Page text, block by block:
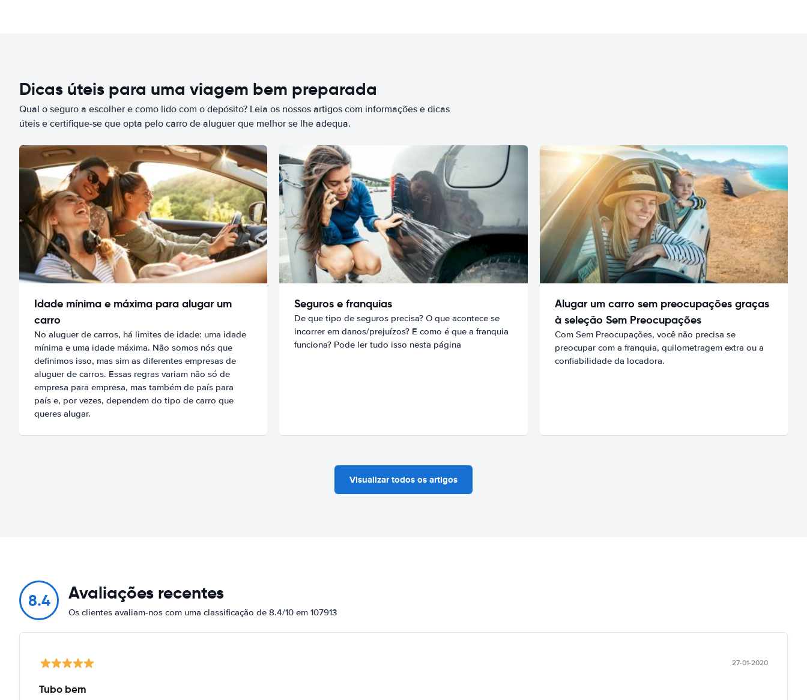
Dicas úteis para uma viagem bem preparada
Qual o seguro a escolher e como lido com o depósito? Leia os nossos artigos com informações e dicas
úteis e certifique-se que opta pelo carro de aluguer que melhor se lhe adequa.
Idade mínima e máxima para alugar um
carro
No aluguer de carros, há limites de idade: uma idade
mínima e uma idade máxima. Não somos nós que
definimos isso, mas sim as diferentes empresas de
aluguer de carros. Essas regras variam não só de
empresa para empresa, mas também de país para
país e, por vezes, dependem do tipo de carro que
queres alugar.
Seguros e franquias
De que tipo de seguros precisa? O que acontece se
incorrer em danos/prejuízos? E como é que a franquia
funciona? Pode ler tudo isso nesta página
Alugar um carro sem preocupações graças
à seleção Sem Preocupações
Com Sem Preocupações, você não precisa se
preocupar com a franquia, quilometragem extra ou a
confiabilidade da locadora.
Visualizar todos os artigos
8.4 Avaliações recentes
Os clientes avaliam-nos com uma classificação de 8.4/10 em 107913
27-01-2020
Tubo bem